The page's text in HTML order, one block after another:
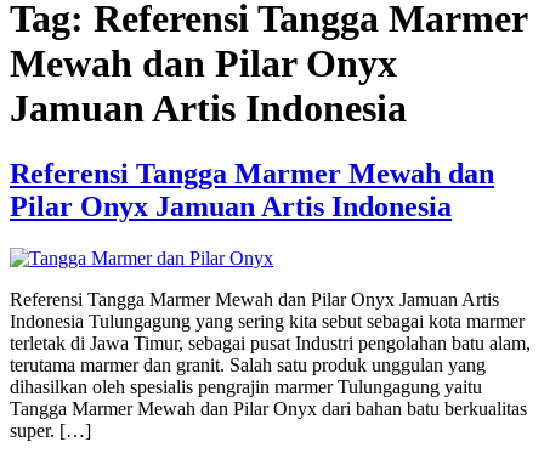
Tag: Referensi Tangga Marmer
Mewah dan Pilar Onyx
Jamuan Artis Indonesia
Referensi Tangga Marmer Mewah dan
Pilar Onyx Jamuan Artis Indonesia
Referensi Tangga Marmer Mewah dan Pilar Onyx Jamuan Artis
Indonesia Tulungagung yang sering kita sebut sebagai kota marmer
terletak di Jawa Timur, sebagai pusat Industri pengolahan batu alam,
terutama marmer dan granit. Salah satu produk unggulan yang
dihasilkan oleh spesialis pengrajin marmer Tulungagung yaitu
Tangga Marmer Mewah dan Pilar Onyx dari bahan batu berkualitas
super. […]